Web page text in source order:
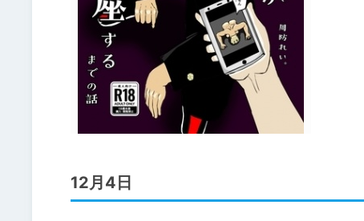
12月4日